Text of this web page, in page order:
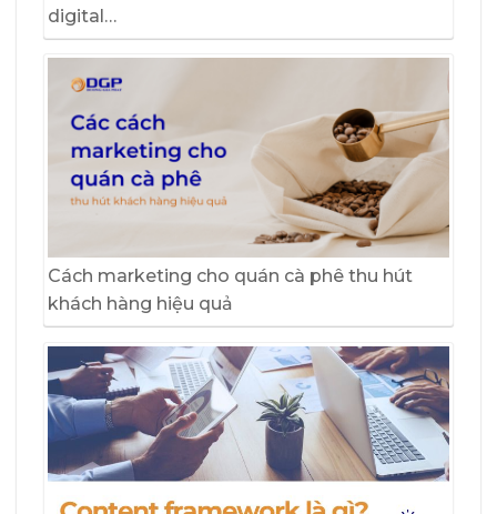
digital…
Cách marketing cho quán cà phê thu hút
khách hàng hiệu quả